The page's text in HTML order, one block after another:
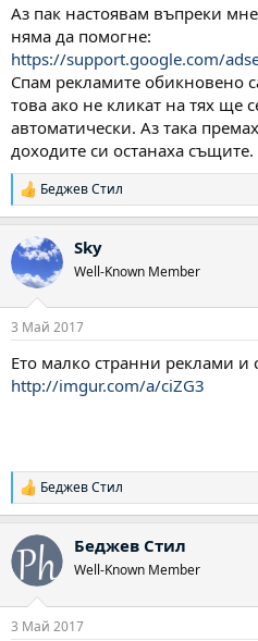
Аз пак настоявам въпреки
няма да помогне:
https://support.google.com/
Спам рекламите обикновено
това ако не кликат на тях ще
автоматически. Аз така
доходите си останаха същите.
Р
е
к
ц
и
Беджев Стил
Sky
Well-Known Member
3 Май 2017
Ето малко странни реклами и
http://imgur.com/a/ciZG3
Р
е
к
ц
и
Беджев Стил
Беджев Стил
Well-Known Member
3 Май 2017